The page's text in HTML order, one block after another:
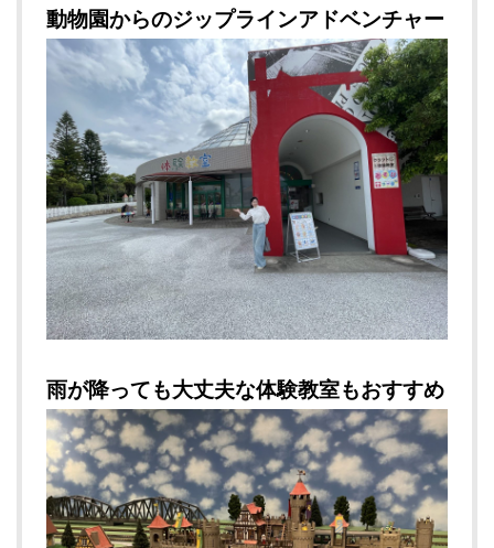
動物園からのジップラインアドベンチャー
雨が降っても大丈夫な体験教室もおすすめ